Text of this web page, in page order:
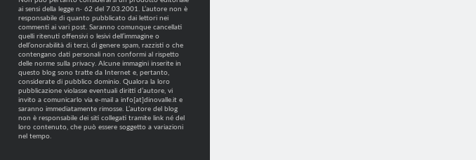
ai sensi della legge n· 62 del 7.03.2001. L’autore non è
responsabile di quanto pubblicato dai lettori nei
commenti ai vari post. Saranno comunque cancellati
quelli ritenuti offensivi o lesivi dell’immagine o
dell’onorabilità di terzi, di genere spam, razzisti o che
contengano dati personali non conformi al rispetto
delle norme sulla privacy. Alcune immagini inserite in
questo blog sono tratte da Internet e, pertanto,
considerate di pubblico dominio. Qualora la loro
pubblicazione violasse eventuali diritti d’autore, vi
invito a comunicarlo via e-mail a info[at]dinovalle.it e
saranno immediatamente rimosse. L’autore del blog
non è responsabile dei siti collegati tramite link né del
loro contenuto, che può essere soggetto a variazioni
nel tempo.